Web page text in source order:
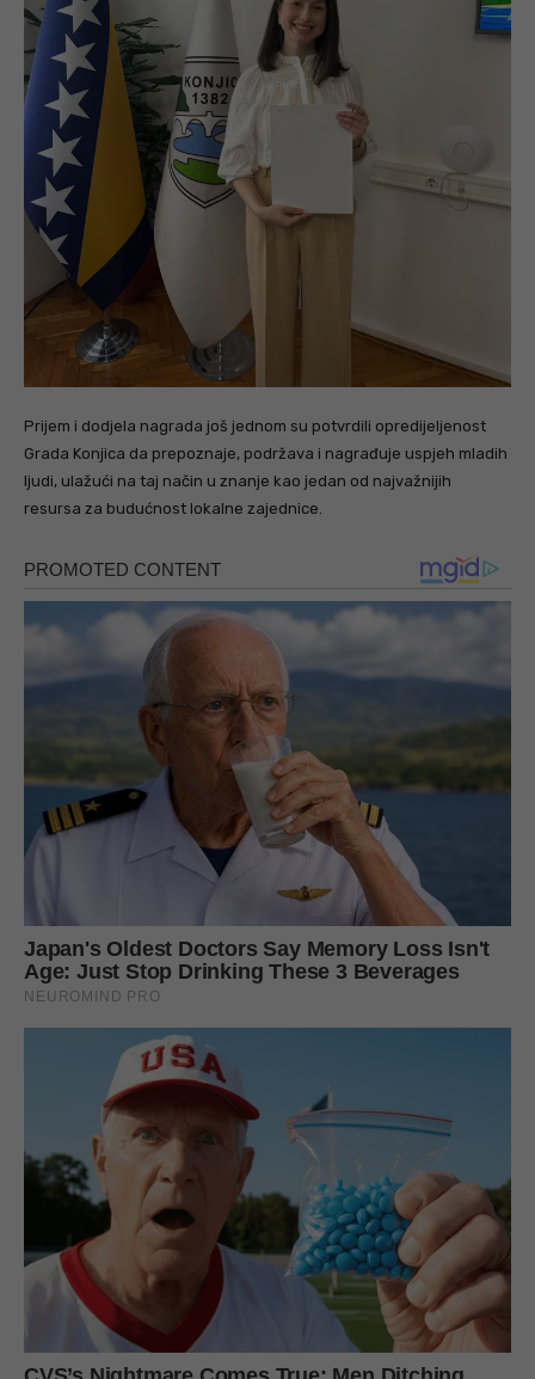
Prijem i dodjela nagrada još jednom su potvrdili opredijeljenost
Grada Konjica da prepoznaje, podržava i nagrađuje uspjeh mladih
ljudi, ulažući na taj način u znanje kao jedan od najvažnijih
resursa za budućnost lokalne zajednice.